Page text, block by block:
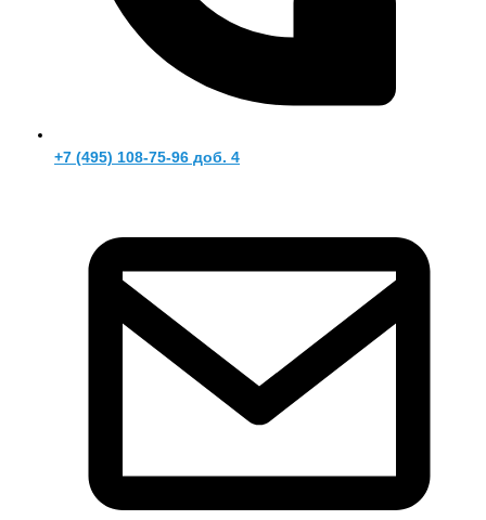
+7 (495) 108-75-96 доб. 4